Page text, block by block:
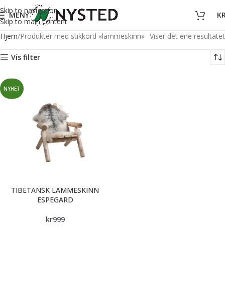
Skip to navigation
Skip to main content
MENY
Hjem Produkter med stikkord «lammeskinn» Viser det ene resultatet
Vis filter
NYHET
TIBETANSK LAMMESKINN
ESPEGARD
kr999